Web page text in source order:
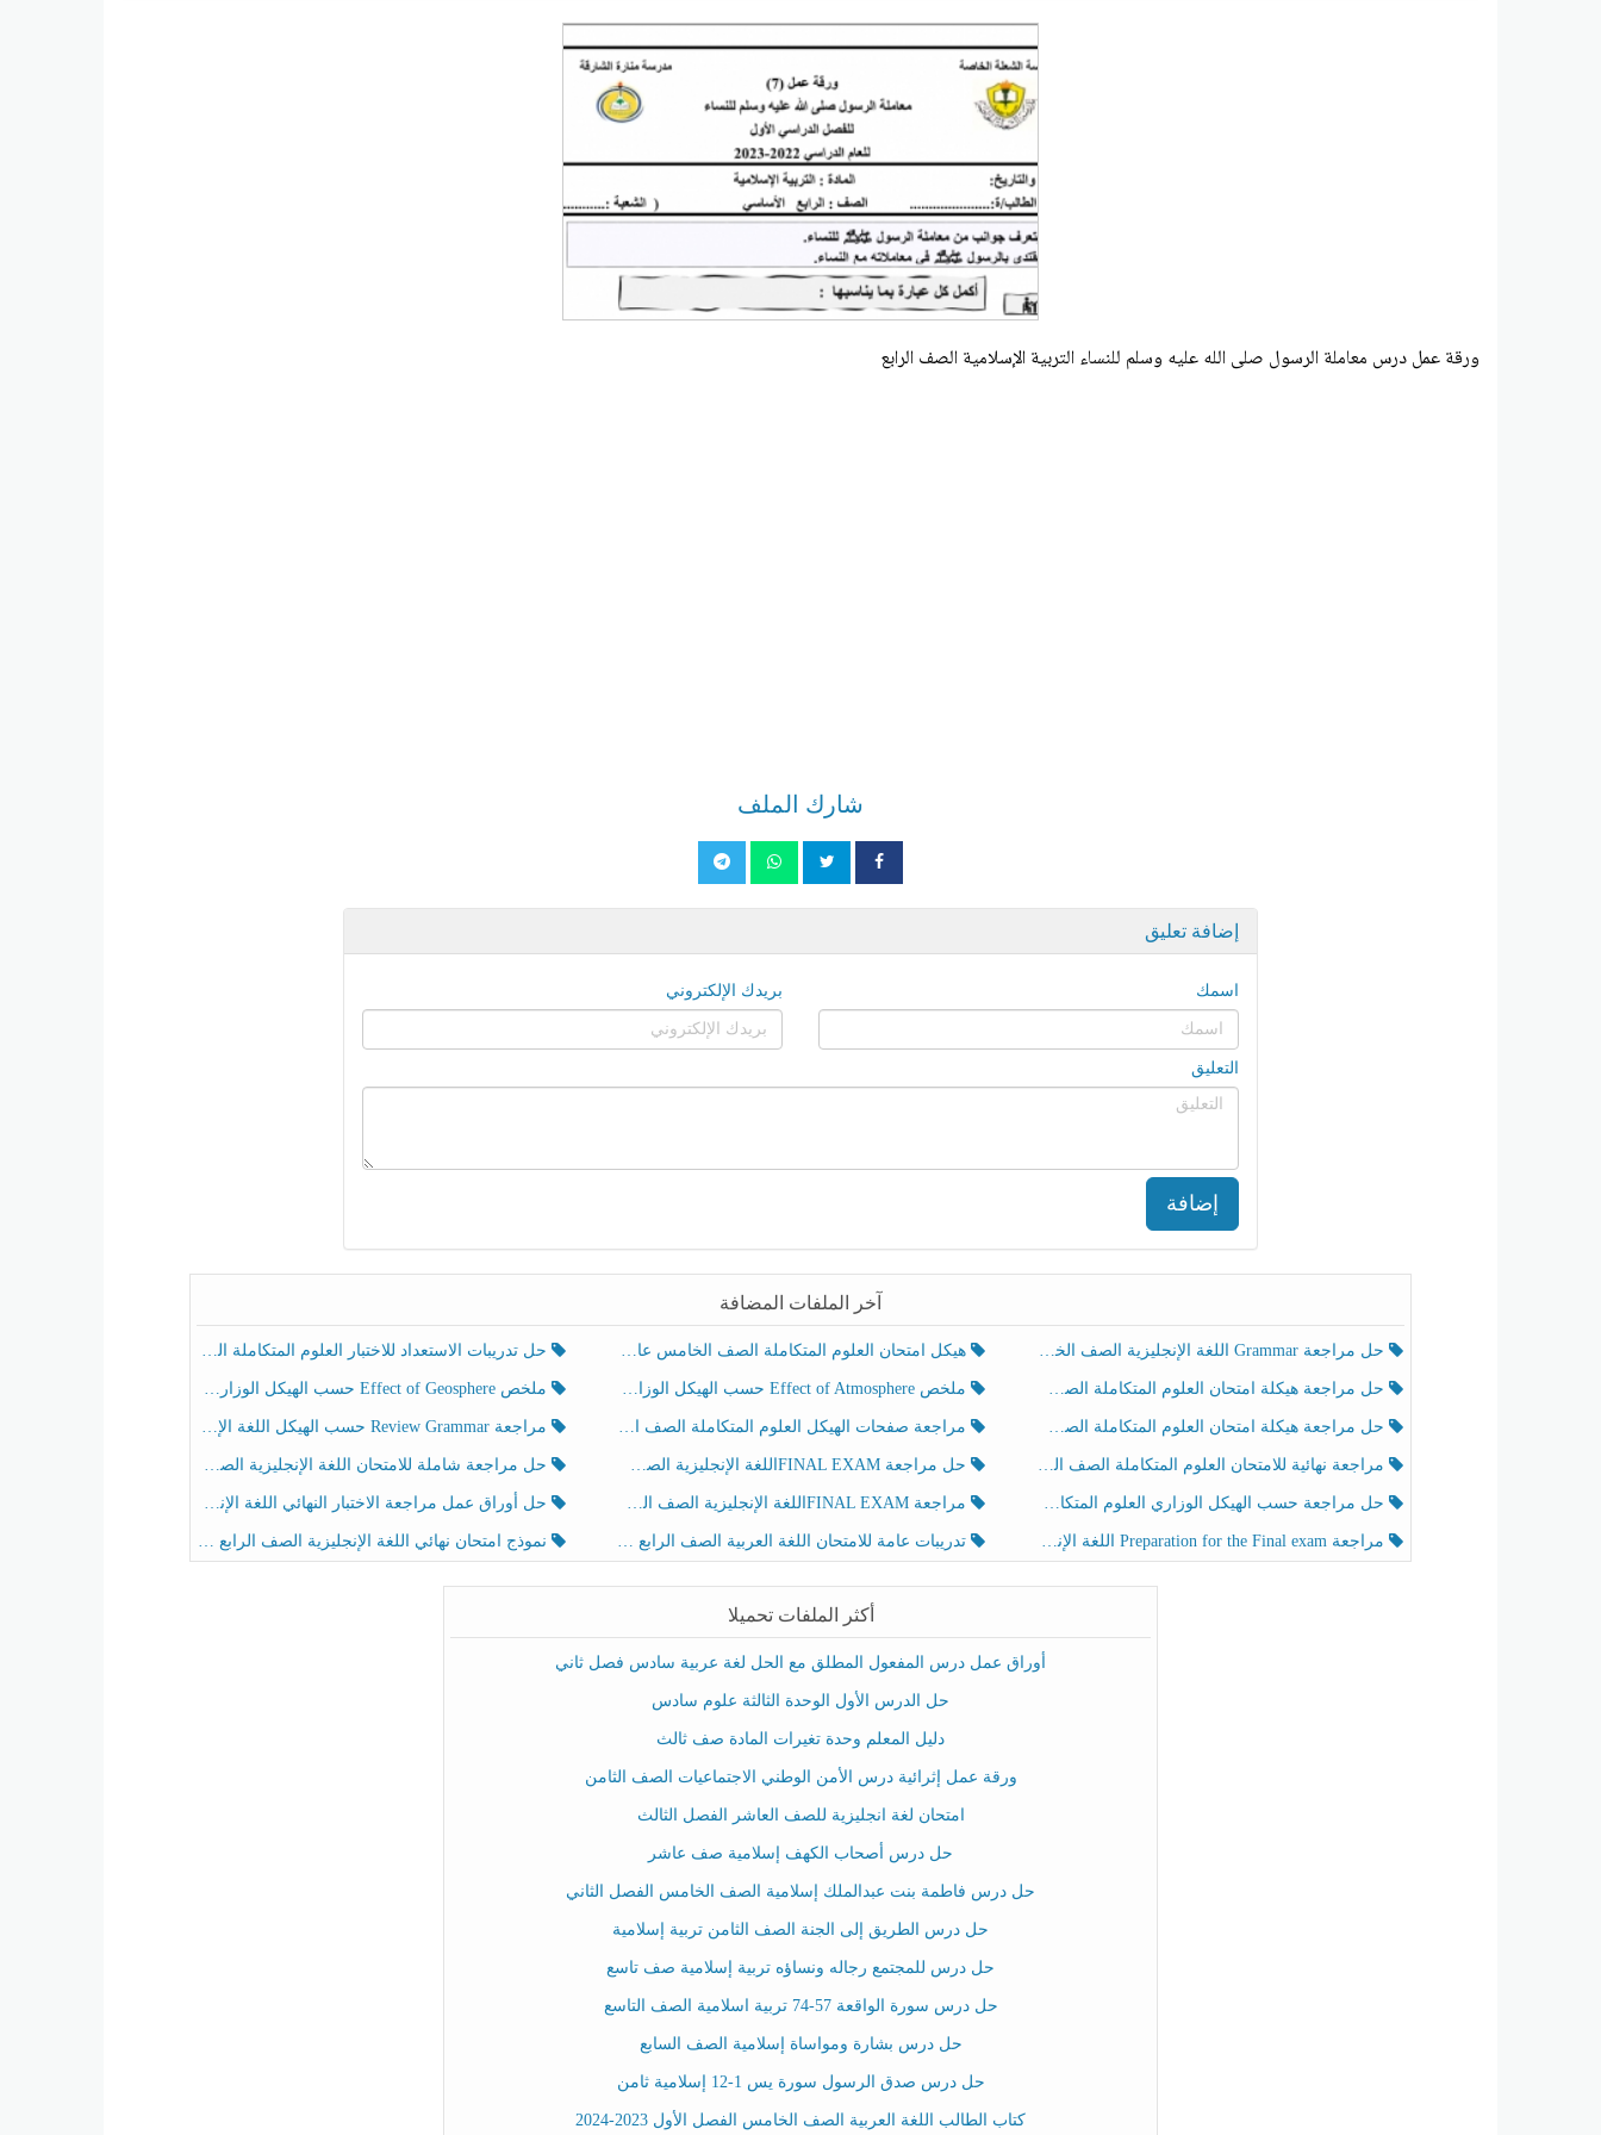
ورقة عمل درس معاملة الرسول صلى الله عليه وسلم للنساء التربية الإسلامية الصف الرابع
شارك الملف
إضافة تعليق
اسمك بريدك الإلكتروني
التعليق
إضافة
آخر الملفات المضافة
حل مراجعة Grammar اللغة الإنجليزية الصف الخامس الفصل الثالث هيكل امتحان العلوم المتكاملة الصف الخامس عام الفصل الدراسي الثالث 2025-2026 حل تدريبات الاستعداد للاختبار العلوم المتكاملة الصف الخامس عام الفصل الثالث
حل مراجعة هيكلة امتحان العلوم المتكاملة الصف الخامس انسبير الفصل الثالث ملخص Effect of Atmosphere حسب الهيكل الوزاري العلوم المتكاملة الصف الخامس انسبير الفصل الثالث ملخص Effect of Geosphere حسب الهيكل الوزاري العلوم المتكاملة الصف الخامس انسبير الفصل الثالث
حل مراجعة هيكلة امتحان العلوم المتكاملة الصف الخامس عام الفصل الثالث مراجعة صفحات الهيكل العلوم المتكاملة الصف الخامس انسبير الفصل الثالث مراجعة Review Grammar حسب الهيكل اللغة الإنجليزية الصف الخامس الفصل الثالث
مراجعة نهائية للامتحان العلوم المتكاملة الصف الخامس انسبير الفصل الثالث حل مراجعة FINAL EXAMاللغة الإنجليزية الصف الخامس الفصل الثالث حل مراجعة شاملة للامتحان اللغة الإنجليزية الصف الخامس الفصل الثالث
حل مراجعة حسب الهيكل الوزاري العلوم المتكاملة الصف الخامس عام الفصل الثالث مراجعة FINAL EXAMاللغة الإنجليزية الصف الخامس الفصل الثالث حل أوراق عمل مراجعة الاختبار النهائي اللغة الإنجليزية الصف الرابع الفصل الثالث
مراجعة Preparation for the Final exam اللغة الإنجليزية الصف الرابع الفصل الثالث تدريبات عامة للامتحان اللغة العربية الصف الرابع الفصل الثالث نموذج امتحان نهائي اللغة الإنجليزية الصف الرابع الفصل الثالث
أكثر الملفات تحميلا
أوراق عمل درس المفعول المطلق مع الحل لغة عربية سادس فصل ثاني
حل الدرس الأول الوحدة الثالثة علوم سادس
دليل المعلم وحدة تغيرات المادة صف ثالث
ورقة عمل إثرائية درس الأمن الوطني الاجتماعيات الصف الثامن
امتحان لغة انجليزية للصف العاشر الفصل الثالث
حل درس أصحاب الكهف إسلامية صف عاشر
حل درس فاطمة بنت عبدالملك إسلامية الصف الخامس الفصل الثاني
حل درس الطريق إلى الجنة الصف الثامن تربية إسلامية
حل درس للمجتمع رجاله ونساؤه تربية إسلامية صف تاسع
حل درس سورة الواقعة 57-74 تربية اسلامية الصف التاسع
حل درس بشارة ومواساة إسلامية الصف السابع
حل درس صدق الرسول سورة يس 1-12 إسلامية ثامن
كتاب الطالب اللغة العربية الصف الخامس الفصل الأول 2023-2024